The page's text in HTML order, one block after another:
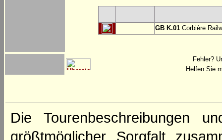
GB K.01 Corbière
Fehler?
Helfen Sie
Die Tourenbeschreibungen
größtmöglicher Sorgfalt